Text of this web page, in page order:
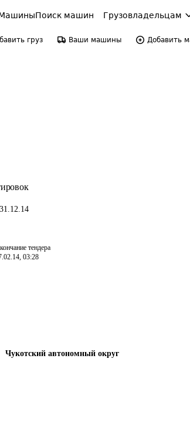
Поиск машин Грузовладельцам
груз Ваши машины Добавить
тендера
03:28
Чукотский автономный округ